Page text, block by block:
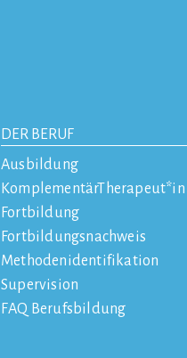
DER BERUF
Ausbildung
KomplementärTherapeut*in
Fortbildung
Fortbildungsnachweis
Methodenidentifikation
Supervision
FAQ Berufsbildung